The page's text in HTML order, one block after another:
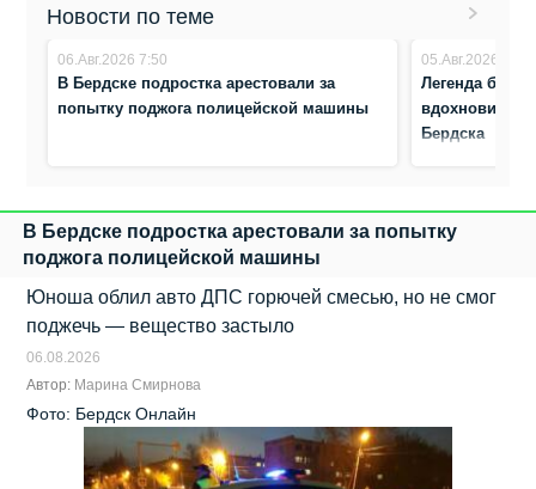
Новости по теме
06.Авг.2026 7:50
В Бердске подростка арестовали за
попытку поджога полицейской машины
05.Авг.2026 8:17
Легенда
вдохновила
Бердска
В Бердске подростка арестовали за попытку
поджога полицейской машины
Юноша облил авто ДПС горючей смесью, но не смог
поджечь — вещество застыло
06.08.2026
Автор: Марина Смирнова
Фото: Бердск Онлайн